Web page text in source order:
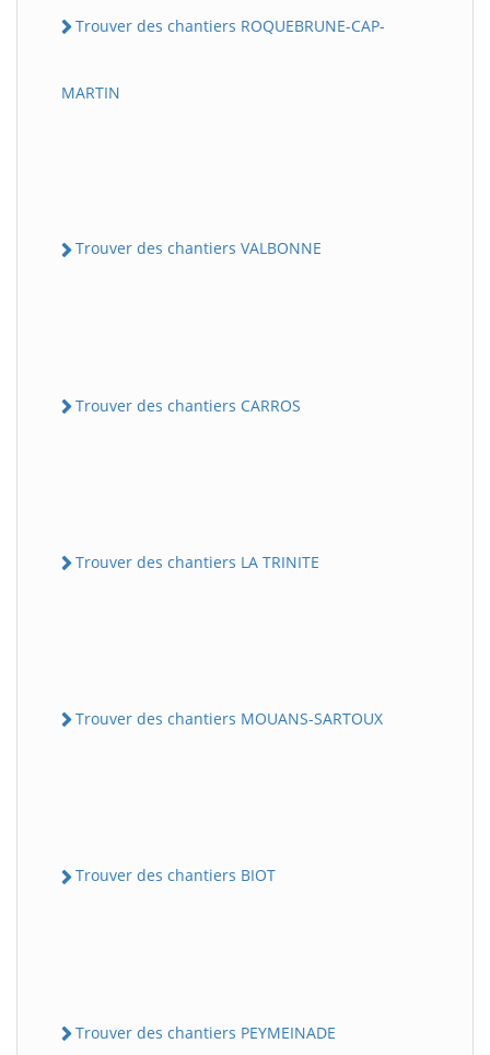
Trouver des chantiers ROQUEBRUNE-CAP-
MARTIN
Trouver des chantiers VALBONNE
Trouver des chantiers CARROS
Trouver des chantiers LA TRINITE
Trouver des chantiers MOUANS-SARTOUX
Trouver des chantiers BIOT
Trouver des chantiers PEYMEINADE